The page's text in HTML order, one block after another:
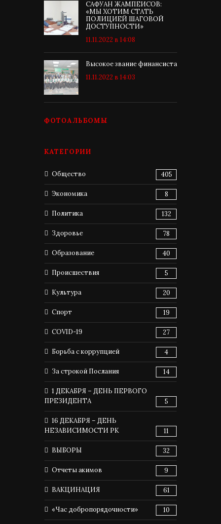
САФУАН ЖАМПЕИСОВ:
«МЫ ХОТИМ СТАТЬ
ПОЛИЦИЕЙ ШАГОВОЙ
ДОСТУПНОСТИ»
11.11.2022 в 14:08
Высокое звание финансиста
11.11.2022 в 14:03
ФОТОАЛЬБОМЫ
КАТЕГОРИИ
Общество 405
Экономика 8
Политика 132
Здоровье 78
Образование 40
Происшествия 5
Культура 20
Спорт 19
COVID-19 27
Борьба с коррупцией 4
За строкой Послания 14
1 ДЕКАБРЯ – ДЕНЬ ПЕРВОГО
ПРЕЗИДЕНТА
5
16 ДЕКАБРЯ – ДЕНЬ
НЕЗАВИСИМОСТИ РК
11
ВЫБОРЫ 32
Отчеты акимов 9
ВАКЦИНАЦИЯ 61
«Час добропорядочности» 10